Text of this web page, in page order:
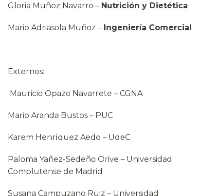
Gloria Muñoz Navarro – Nutrición y Dietética
Mario Adriasola Muñoz – Ingeniería Comercial
Externos:
Mauricio Opazo Navarrete – CGNA
Mario Aranda Bustos – PUC
Karem Henríquez Aedo – UdeC
Paloma Yañez-Sedeño Orive – Universidad
Complutense de Madrid
Susana Campuzano Ruiz – Universidad